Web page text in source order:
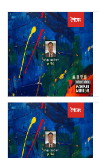
শৈরেং
শৈরেং